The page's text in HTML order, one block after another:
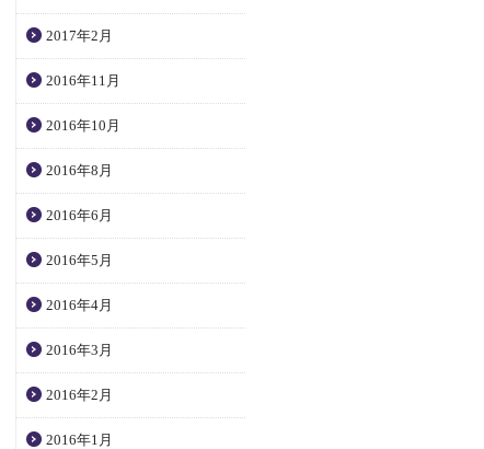
2017年2月
2016年11月
2016年10月
2016年8月
2016年6月
2016年5月
2016年4月
2016年3月
2016年2月
2016年1月